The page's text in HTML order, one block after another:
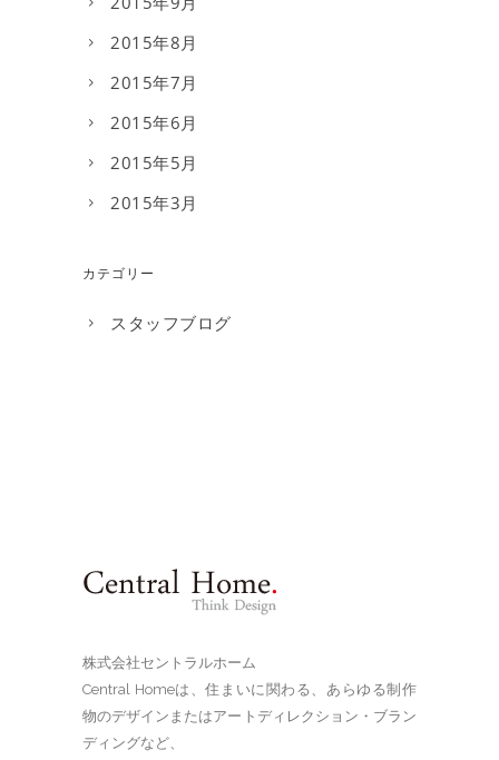
2015年8月
2015年7月
2015年6月
2015年5月
2015年3月
カテゴリー
スタッフブログ
株式会社セントラルホーム
Central Homeは、住まいに関わる、あらゆる制作
物のデザインまたはアートディレクション・ブラン
ディングなど、